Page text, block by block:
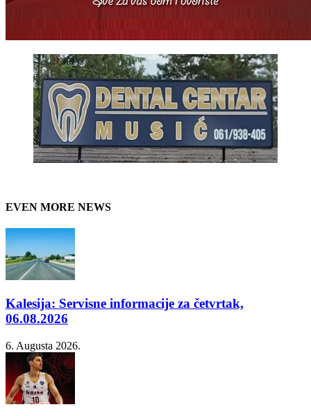
EVEN MORE NEWS
Kalesija: Servisne informacije za četvrtak,
06.08.2026
6. Augusta 2026.